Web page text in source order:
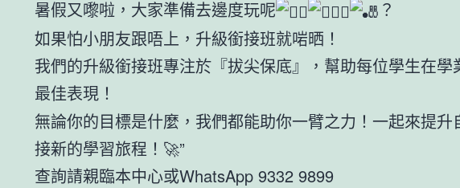
暑假又嚟啦，大家準備去邊度玩呢
？
如果怕小朋友跟唔上，升級銜接班就啱晒！
我們的升級銜接班專注於『拔尖保底』，幫助每位學生在學
最佳表現！
無論你的目標是什麼，我們都能助你一臂之力！一起來提升
接新的學習旅程！🚀”
查詢請親臨本中心或WhatsApp 9332 9899